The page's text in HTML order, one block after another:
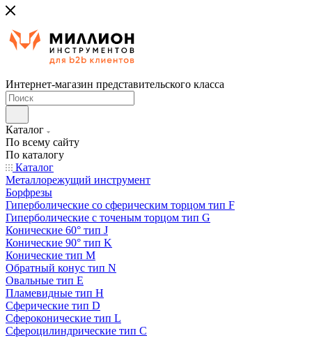
Интернет-магазин представительского класса
Каталог
По всему сайту
По каталогу
Каталог
Металлорежущий инструмент
Борфрезы
Гиперболические cо сферическим торцом тип F
Гиперболические с точеным торцом тип G
Конические 60° тип J
Конические 90° тип K
Конические тип M
Обратный конус тип N
Овальные тип E
Пламевидные тип H
Сферические тип D
Сфероконические тип L
Сфероцилиндрические тип C